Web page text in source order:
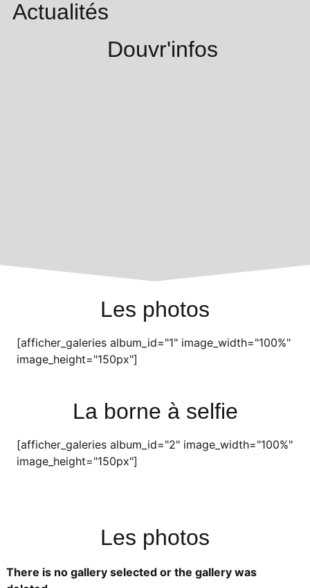
Actualités
Douvr'infos
Les photos
[afficher_galeries album_id="1" image_width="100%"
image_height="150px"]
La borne à selfie
[afficher_galeries album_id="2" image_width="100%"
image_height="150px"]
Les photos
There is no gallery selected or the gallery was